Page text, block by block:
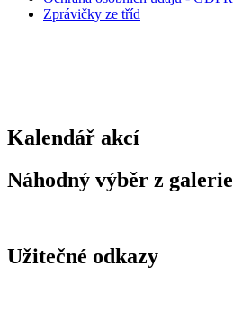
Zprávičky ze tříd
Kalendář akcí
Náhodný výběr z galerie
Užitečné odkazy